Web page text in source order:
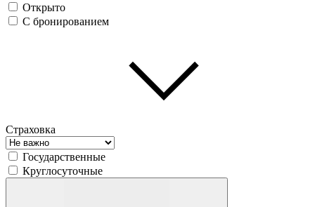
Открыто
С бронированием
Страховка
Государственные
Круглосуточные